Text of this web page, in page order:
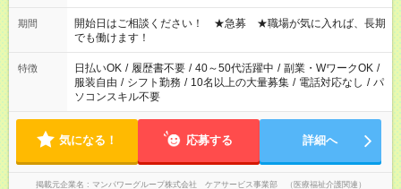
場合、他のお仕事と合わせ週40時間超の就業はご案内できませ
ん ※法令に基づき、週20時間以上勤務は社会保険への加入対象
となります ※労働者派遣法（日雇い派遣の原則禁止）により、
短時間・短期間の就業はご案内が難しい場合があります
期間
開始日はご相談ください！ ★急募 ★職場が気に入れば、長期
でも働けます！
特徴 日払いOK / 履歴書不要 / 40～50代活躍中 / 副業・WワークOK /
服装自由 / シフト勤務 / 10名以上の大量募集 / 電話対応なし / パ
ソコンスキル不要
気になる！ 応募する 詳細へ
掲載元企業名 マンパワーグループ株式会社 ケアサービス事業部 （医療福祉介護関連）